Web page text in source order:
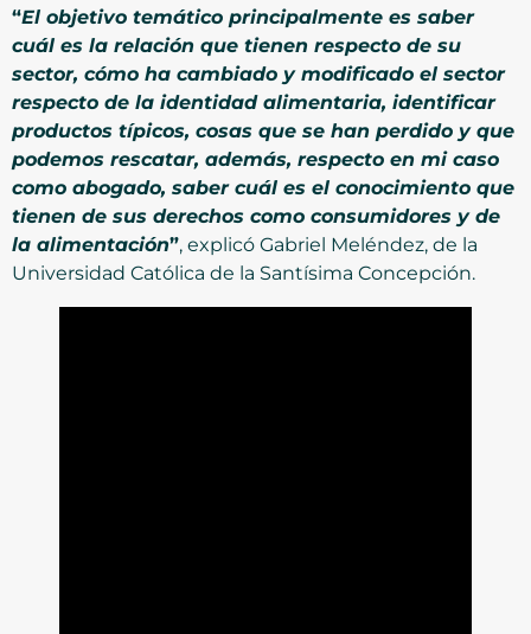
“El objetivo temático principalmente es saber
cuál es la relación que tienen respecto de su
sector, cómo ha cambiado y modificado el sector
respecto de la identidad alimentaria, identificar
productos típicos, cosas que se han perdido y que
podemos rescatar, además, respecto en mi caso
como abogado, saber cuál es el conocimiento que
tienen de sus derechos como consumidores y de
la alimentación”, explicó Gabriel Meléndez, de la
Universidad Católica de la Santísima Concepción.